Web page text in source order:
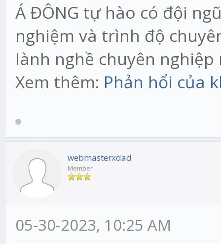
Á ĐÔNG tự hào có đội
nghiệm và trình độ
lành nghề chuyên
Xem thêm: Phản hổi của
webmasterxdad
Member
05-30-2023, 10:25 AM